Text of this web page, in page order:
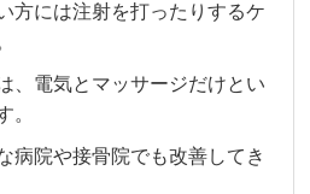
方には注射を打ったりするケ
、電気とマッサージだけとい
。
病院や接骨院でも改善してき